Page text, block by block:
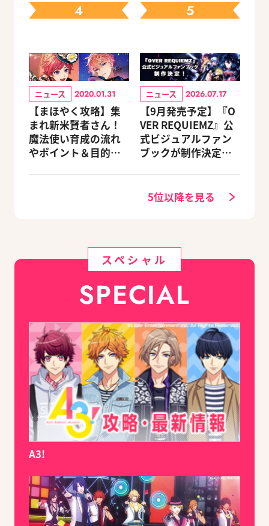
4
ニュース 2020.01.31
【まほやく攻略】集
まれ新米賢者さん！
魔法使い育成の流れ
やポイント＆目的別
5
ニュース 2026.07.17
【9月発売予定】『O
VER REQUIEMZ』公
式ビジュアルファン
ブックが制作決定！
定セットも同時発売
5位以降を見る
スペシャル
SPECIAL
A3!